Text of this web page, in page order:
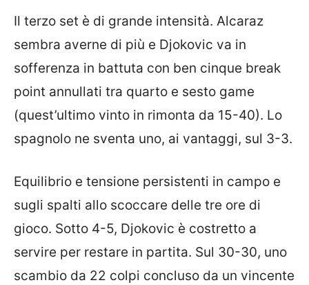
Il terzo set è di grande intensità. Alcaraz
sembra averne di più e Djokovic va in
sofferenza in battuta con ben cinque break
point annullati tra quarto e sesto game
(quest’ultimo vinto in rimonta da 15-40). Lo
spagnolo ne sventa uno, ai vantaggi, sul 3-3.
Equilibrio e tensione persistenti in campo e
sugli spalti allo scoccare delle tre ore di
gioco. Sotto 4-5, Djokovic è costretto a
servire per restare in partita. Sul 30-30, uno
scambio da 22 colpi concluso da un vincente